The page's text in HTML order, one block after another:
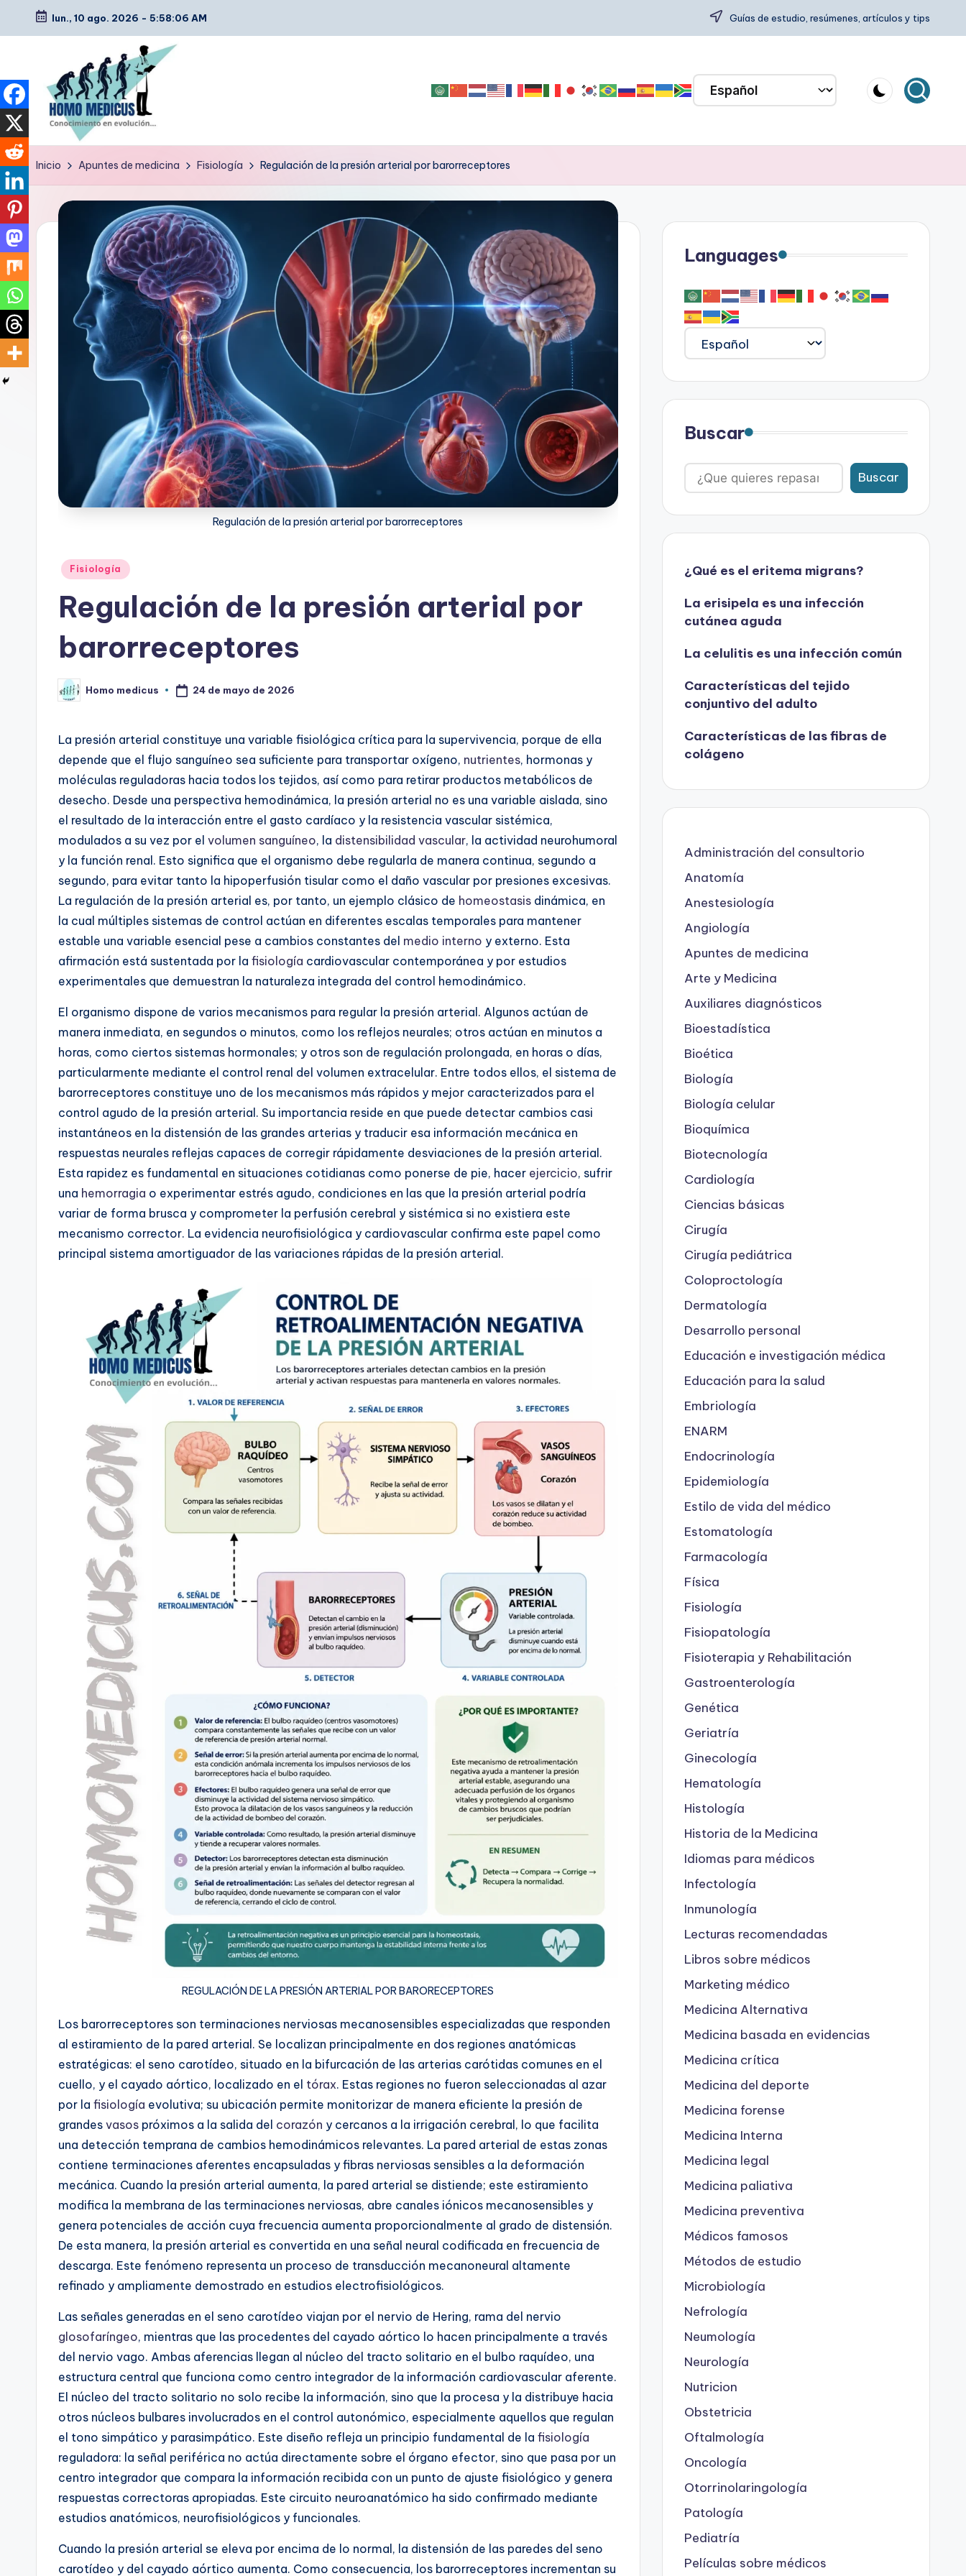
Saltar
contenido
lun., 10 ago. 2026 - 5:58:07 AM Guías de estudio, resúmenes, artículos y tips
H
o
m
Guías
estudio,
resúmenes,
artículos
Inicio Apuntes de medicina Fisiología Regulación de la presión arterial por barorreceptores
Regulación de la presión arterial por barorreceptores
Publicado
Fisiología
Regulación de la presión arterial por
barorreceptores
Publicado
por
Homo medicus 24 de mayo de 2026
La presión arterial constituye una variable fisiológica crítica para la supervivencia, porque de ella
depende que el flujo sanguíneo sea suficiente para transportar oxígeno, nutrientes, hormonas y
moléculas reguladoras hacia todos los tejidos, así como para retirar productos metabólicos de
desecho. Desde una perspectiva hemodinámica, la presión arterial no es una variable aislada, sino
el resultado de la interacción entre el gasto cardíaco y la resistencia vascular sistémica,
modulados a su vez por el volumen sanguíneo, la distensibilidad vascular, la actividad neurohumoral
y la función renal. Esto significa que el organismo debe regularla de manera continua, segundo a
segundo, para evitar tanto la hipoperfusión tisular como el daño vascular por presiones excesivas.
La regulación de la presión arterial es, por tanto, un ejemplo clásico de homeostasis dinámica, en
la cual múltiples sistemas de control actúan en diferentes escalas temporales para mantener
estable una variable esencial pese a cambios constantes del medio interno y externo. Esta
afirmación está sustentada por la fisiología cardiovascular contemporánea y por estudios
experimentales que demuestran la naturaleza integrada del control hemodinámico.
El organismo dispone de varios mecanismos para regular la presión arterial. Algunos actúan de
manera inmediata, en segundos o minutos, como los reflejos neurales; otros actúan en minutos a
horas, como ciertos sistemas hormonales; y otros son de regulación prolongada, en horas o días,
particularmente mediante el control renal del volumen extracelular. Entre todos ellos, el sistema de
barorreceptores constituye uno de los mecanismos más rápidos y mejor caracterizados para el
control agudo de la presión arterial. Su importancia reside en que puede detectar cambios casi
instantáneos en la distensión de las grandes arterias y traducir esa información mecánica en
respuestas neurales reflejas capaces de corregir rápidamente desviaciones de la presión arterial.
Esta rapidez es fundamental en situaciones cotidianas como ponerse de pie, hacer ejercicio, sufrir
una hemorragia o experimentar estrés agudo, condiciones en las que la presión arterial podría
variar de forma brusca y comprometer la perfusión cerebral y sistémica si no existiera este
mecanismo corrector. La evidencia neurofisiológica y cardiovascular confirma este papel como
principal sistema amortiguador de las variaciones rápidas de la presión arterial.
REGULACIÓN DE LA PRESIÓN ARTERIAL POR BARORECEPTORES
Los barorreceptores son terminaciones nerviosas mecanosensibles especializadas que responden
al estiramiento de la pared arterial. Se localizan principalmente en dos regiones anatómicas
estratégicas: el seno carotídeo, situado en la bifurcación de las arterias carótidas comunes en el
cuello, y el cayado aórtico, localizado en el tórax. Estas regiones no fueron seleccionadas al azar
por la fisiología evolutiva; su ubicación permite monitorizar de manera eficiente la presión de
grandes vasos próximos a la salida del corazón y cercanos a la irrigación cerebral, lo que facilita
una detección temprana de cambios hemodinámicos relevantes. La pared arterial de estas zonas
contiene terminaciones aferentes encapsuladas y fibras nerviosas sensibles a la deformación
mecánica. Cuando la presión arterial aumenta, la pared arterial se distiende; este estiramiento
modifica la membrana de las terminaciones nerviosas, abre canales iónicos mecanosensibles y
genera potenciales de acción cuya frecuencia aumenta proporcionalmente al grado de distensión.
De esta manera, la presión arterial es convertida en una señal neural codificada en frecuencia de
descarga. Este fenómeno representa un proceso de transducción mecanoneural altamente
refinado y ampliamente demostrado en estudios electrofisiológicos.
Las señales generadas en el seno carotídeo viajan por el nervio de Hering, rama del nervio
glosofaríngeo, mientras que las procedentes del cayado aórtico lo hacen principalmente a través
del nervio vago. Ambas aferencias llegan al núcleo del tracto solitario en el bulbo raquídeo, una
estructura central que funciona como centro integrador de la información cardiovascular aferente.
El núcleo del tracto solitario no solo recibe la información, sino que la procesa y la distribuye hacia
otros núcleos bulbares involucrados en el control autonómico, especialmente aquellos que regulan
el tono simpático y parasimpático. Este diseño refleja un principio fundamental de la fisiología
reguladora: la señal periférica no actúa directamente sobre el órgano efector, sino que pasa por un
centro integrador que compara la información recibida con un punto de ajuste fisiológico y genera
respuestas correctoras apropiadas. Este circuito neuroanatómico ha sido confirmado mediante
estudios anatómicos, neurofisiológicos y funcionales.
Cuando la presión arterial se eleva por encima de lo normal, la distensión de las paredes del seno
carotídeo y del cayado aórtico aumenta. Como consecuencia, los barorreceptores incrementan su
Languages
Buscar
Buscar
¿Qué es el eritema migrans?
La erisipela es una infección
cutánea aguda
La celulitis es una infección común
Características del tejido
conjuntivo del adulto
Características de las fibras de
colágeno
Administración del consultorio
Anatomía
Anestesiología
Angiología
Apuntes de medicina
Arte y Medicina
Auxiliares diagnósticos
Bioestadística
Bioética
Biología
Biología celular
Bioquímica
Biotecnología
Cardiología
Ciencias básicas
Cirugía
Cirugía pediátrica
Coloproctología
Dermatología
Desarrollo personal
Educación e investigación médica
Educación para la salud
Embriología
ENARM
Endocrinología
Epidemiología
Estilo de vida del médico
Estomatología
Farmacología
Física
Fisiología
Fisiopatología
Fisioterapia y Rehabilitación
Gastroenterología
Genética
Geriatría
Ginecología
Hematología
Histología
Historia de la Medicina
Idiomas para médicos
Infectología
Inmunología
Lecturas recomendadas
Libros sobre médicos
Marketing médico
Medicina Alternativa
Medicina basada en evidencias
Medicina crítica
Medicina del deporte
Medicina forense
Medicina Interna
Medicina legal
Medicina paliativa
Medicina preventiva
Médicos famosos
Métodos de estudio
Microbiología
Nefrología
Neumología
Neurología
Nutricion
Obstetricia
Oftalmología
Oncología
Otorrinolaringología
Patología
Pediatría
Películas sobre médicos